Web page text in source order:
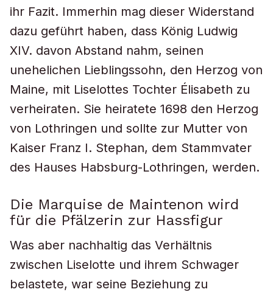
ihr Fazit. Immerhin mag dieser Widerstand
dazu geführt haben, dass König Ludwig
XIV. davon Abstand nahm, seinen
unehelichen Lieblingssohn, den Herzog von
Maine, mit Liselottes Tochter Élisabeth zu
verheiraten. Sie heiratete 1698 den Herzog
von Lothringen und sollte zur Mutter von
Kaiser Franz I. Stephan, dem Stammvater
des Hauses Habsburg-Lothringen, werden.
Die Marquise de Maintenon wird
für die Pfälzerin zur Hassfigur
Was aber nachhaltig das Verhältnis
zwischen Liselotte und ihrem Schwager
belastete, war seine Beziehung zu